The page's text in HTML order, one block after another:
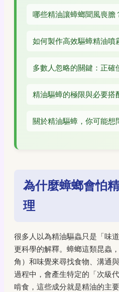
哪些精油讓蟑螂聞風喪膽
如何製作高效驅蟑精油噴
多數人忽略的關鍵：正確
精油驅蟑的極限與必要搭
關於精油驅蟑，你可能想
為什麼蟑螂會怕
理
很多人以為精油驅蟲只是「味
更科學的解釋。蟑螂這類昆蟲
角）和味覺來尋找食物、溝通
過程中，會產生特定的「次級
啃食，這些成分就是精油的主要